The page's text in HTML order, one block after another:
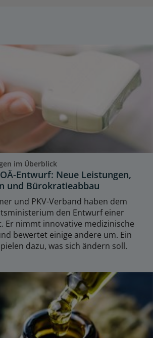
im Überblick
Entwurf: Neue Leistungen,
und Bürokratieabbau
und PKV-Verband haben dem
den Entwurf einer
Er nimmt innovative medizinische
bewertet einige andere um. Ein
dazu, was sich ändern soll.